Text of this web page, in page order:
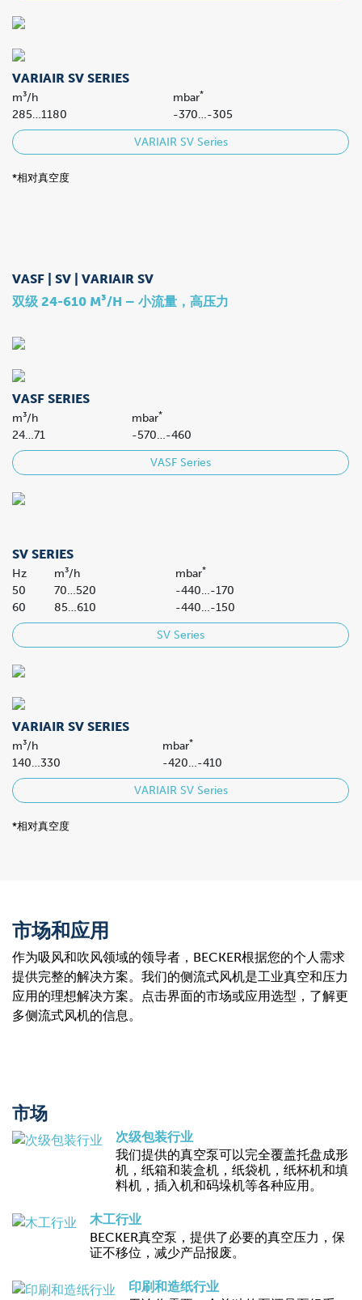
VARIAIR SV SERIES
m³/h mbar*
285…1180 -370…-305
VARIAIR SV Series
*相对真空度
VASF | SV | VARIAIR SV
双级 24-610 M³/H – 小流量，高压力
VASF SERIES
m³/h mbar*
24…71 -570…-460
VASF Series
SV SERIES
Hz m³/h mbar*
50 70…520
-440…-170
60
85…610 -440…-150
SV Series
VARIAIR SV SERIES
m³/h mbar*
140…330 -420…-410
VARIAIR SV Series
*相对真空度
市场和应用
作为吸风和吹风领域的领导者，BECKER根据您的个人需求
提供完整的解决方案。我们的侧流式风机是工业真空和压力
应用的理想解决方案。点击界面的市场或应用选型，了解更
多侧流式风机的信息。
市场
次级包装行业
我们提供的真空泵可以完全覆盖托盘成形
机，纸箱和装盒机，纸袋机，纸杯机和填
料机，插入机和码垛机等各种应用。
木工行业
BECKER真空泵，提供了必要的真空压力，保
证不移位，减少产品报废。
印刷和造纸行业